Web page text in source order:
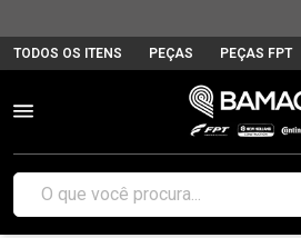
TODOS OS ITENS PEÇAS PEÇAS FPT